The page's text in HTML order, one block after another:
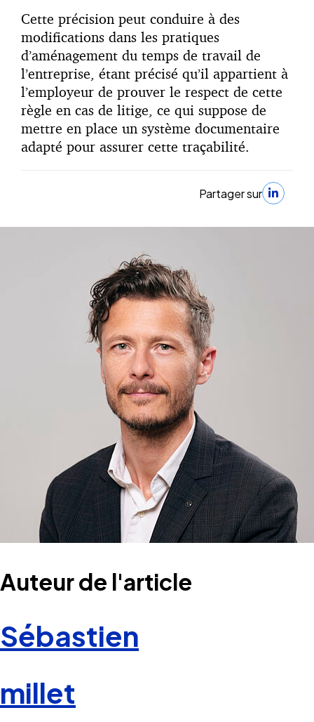
Cette précision peut conduire à des
modifications dans les pratiques
d’aménagement du temps de travail de
l’entreprise, étant précisé qu’il appartient à
l’employeur de prouver le respect de cette
règle en cas de litige, ce qui suppose de
mettre en place un système documentaire
adapté pour assurer cette traçabilité.
Partager sur
Auteur de l'article
Sébastien
millet